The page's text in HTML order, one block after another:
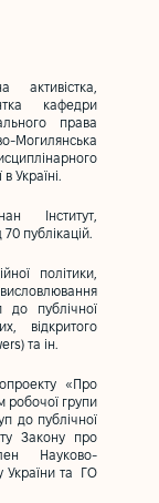
активістка,
кафедри
права
Україні.
Інститут,
публікацій.
політики,
до публічної
відкритого
та ін.
«Про
робочої групи
до публічної
Закону про
Науково-
України та ГО